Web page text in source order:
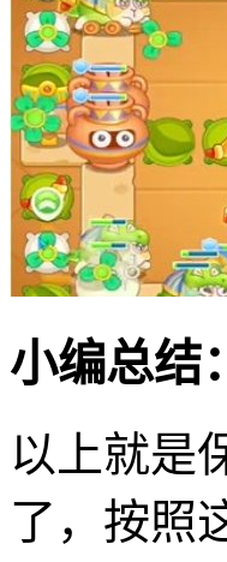
小编总结：
以上就是
了，按照